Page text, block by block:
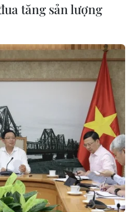
tăng sản lượng